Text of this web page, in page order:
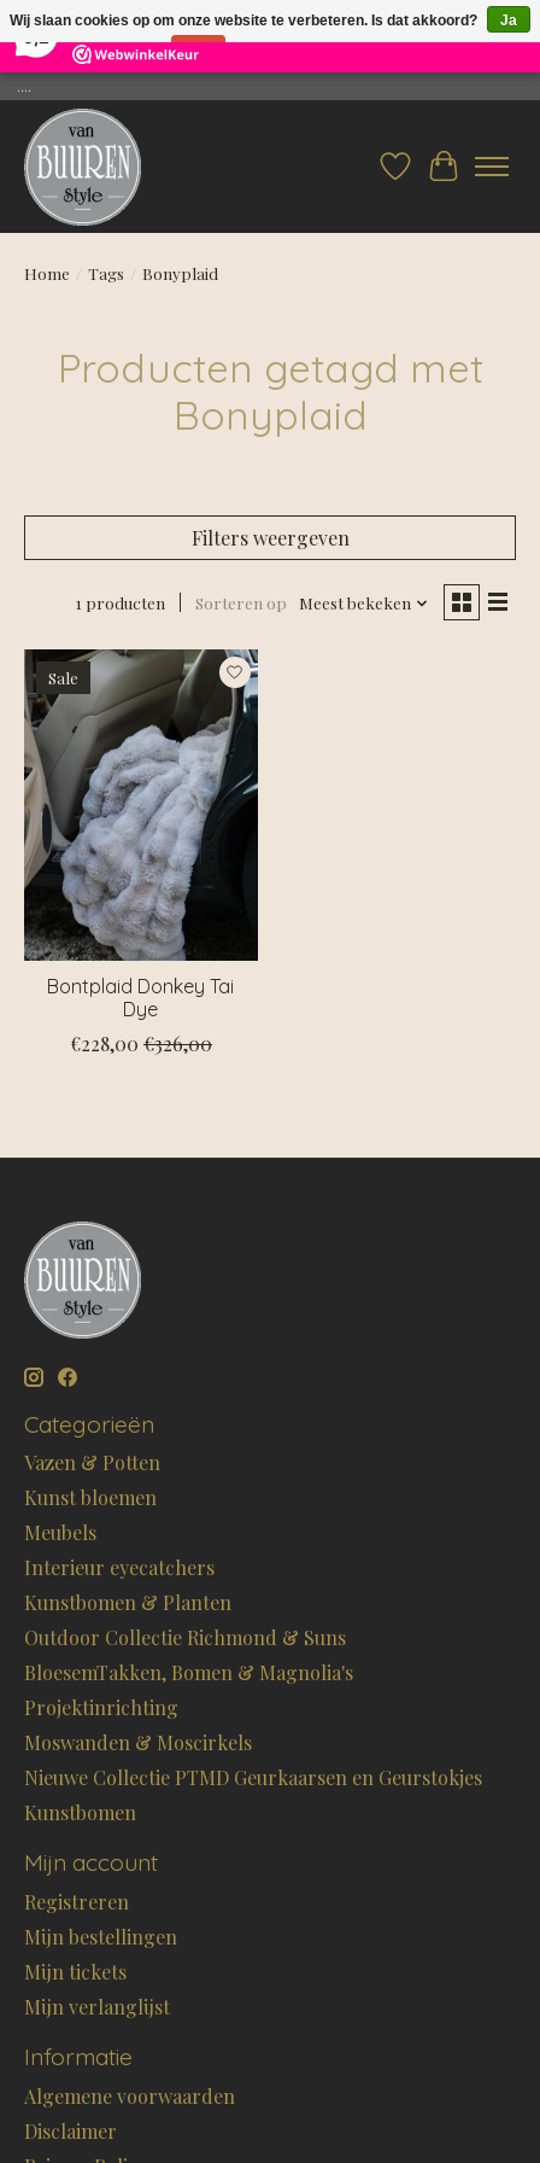
26 Reviews ×
....
Verlanglijst
Home / Tags / Bonyplaid
Producten getagd met
Bonyplaid
Filters weergeven
1 producten Sorteren op Meest bekeken
Sale
Bontplaid Donkey Tai
Dye
€228,00 €326,00
Categorieën
Vazen & Potten
Kunst bloemen
Meubels
Interieur eyecatchers
Kunstbomen & Planten
Outdoor Collectie Richmond & Suns
BloesemTakken, Bomen & Magnolia's
Projektinrichting
Moswanden & Moscirkels
Nieuwe Collectie PTMD Geurkaarsen en Geurstokjes
Kunstbomen
Mijn account
Registreren
Mijn bestellingen
Mijn tickets
Mijn verlanglijst
Informatie
Algemene voorwaarden
Disclaimer
Wij slaan cookies op om onze website te verbeteren. Is dat akkoord?
Ja
Nee